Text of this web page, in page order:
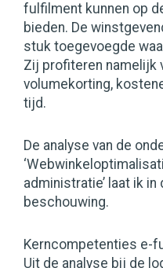
fulfilment kunnen op
bieden. De
stuk toegevoegde
Zij profiteren namelijk
volumekorting,
tijd.
De analyse van de
administratie’ laat ik
beschouwing.
Kerncompetenties e-
Uit de analyse bij de